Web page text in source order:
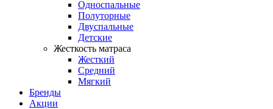
Односпальные
Полуторные
Двуспальные
Детские
Жесткость матраса
Жесткий
Средний
Мягкий
Бренды
Акции